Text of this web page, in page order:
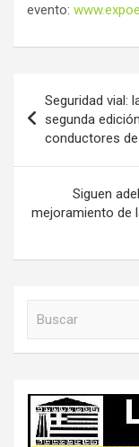
evento:
de
entradas
Seguridad vial:
segunda
conductores
Siguen
mejoramiento de
r